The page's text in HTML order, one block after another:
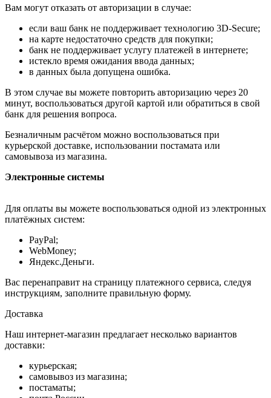
Вам могут отказать от авторизации в случае:
если ваш банк не поддерживает технологию 3D-Secure;
на карте недостаточно средств для покупки;
банк не поддерживает услугу платежей в интернете;
истекло время ожидания ввода данных;
в данных была допущена ошибка.
В этом случае вы можете повторить авторизацию через 20
минут, воспользоваться другой картой или обратиться в свой
банк для решения вопроса.
Безналичным расчётом можно воспользоваться при
курьерской доставке, использовании постамата или
самовывоза из магазина.
Электронные системы
Для оплаты вы можете воспользоваться одной из электронных
платёжных систем:
PayPal;
WebMoney;
Яндекс.Деньги.
Вас перенаправит на страницу платежного сервиса, следуя
инструкциям, заполните правильную форму.
Доставка
Наш интернет-магазин предлагает несколько вариантов
доставки:
курьерская;
самовывоз из магазина;
постаматы;